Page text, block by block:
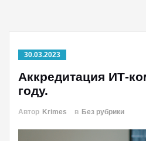
30.03.2023
Аккредитация ИТ-
году.
Автор Krimes в Без рубрики